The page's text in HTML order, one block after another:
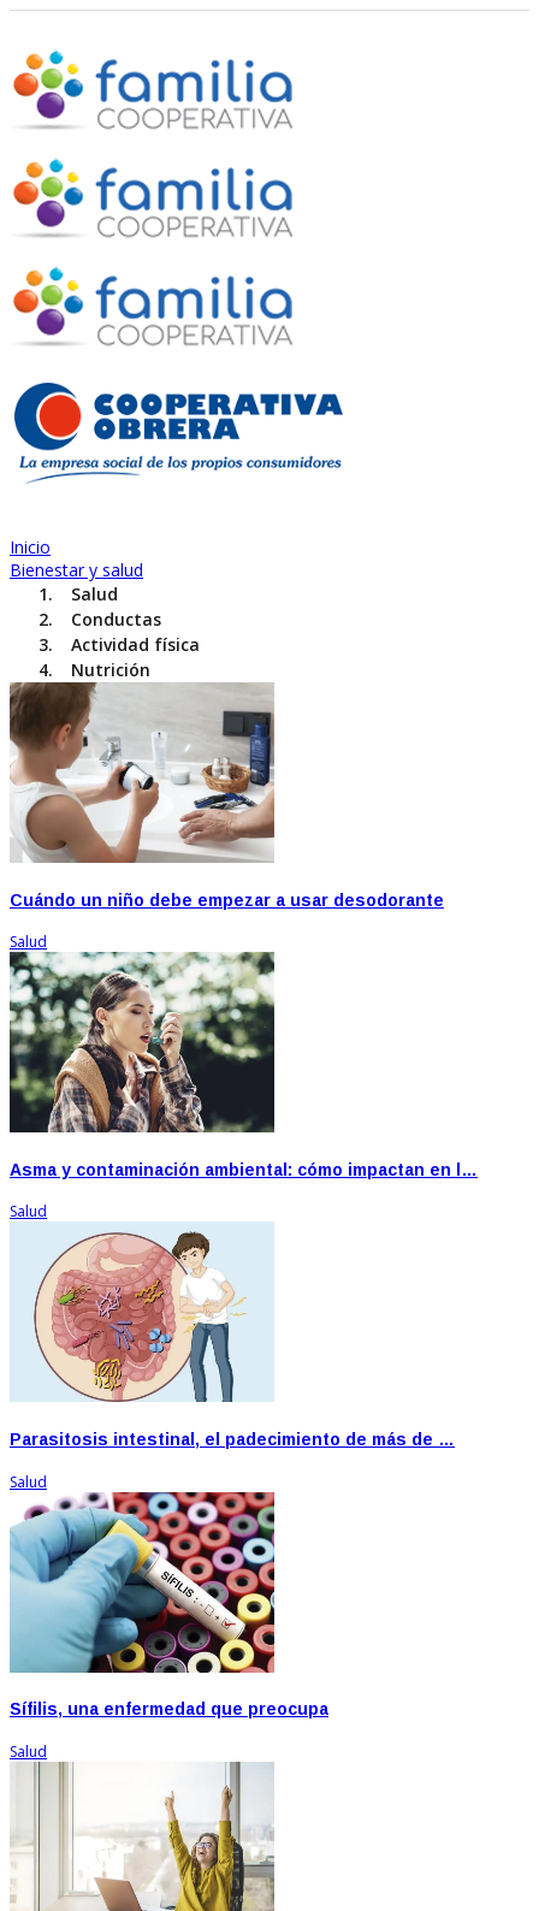
Inicio
Bienestar y salud
Salud
Conductas
Actividad física
Nutrición
Cuándo un niño debe empezar a usar desodorante
Salud
Asma y contaminación ambiental: cómo impactan en l…
Salud
Parasitosis intestinal, el padecimiento de más de …
Salud
Sífilis, una enfermedad que preocupa
Salud